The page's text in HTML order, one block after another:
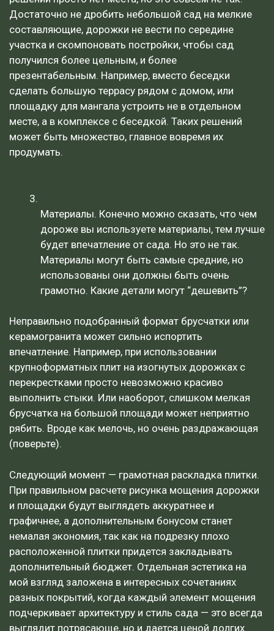
Достаточно не дробить небольшой сад на мелкие
составляющие, дорожки не вести по середине
участка и скомпоновать постройки, чтобы сад
получился более цельным, и более
презентабельным. Например, вместо беседки
сделать большую террасу рядом с домом, или
площадку для мангала устроить не в отдельном
месте, а в комплексе с беседкой. Таких решений
может быть множество, главное вовремя их
продумать.
Материалы. Конечно можно сказать, что чем
дороже вы используете материалы, тем лучше
будет впечатление от сада. Но это не так.
Материалы могут быть самые средние, но
использованы они должны быть очень
грамотно. Какие детали могут “дешевить”?
Неправильно подобранный формат брусчатки или
керамогранита может сильно испортить
впечатление. Например, при использовании
крупноформатных плит на изогнутых дорожках с
перекрестками просто невозможно красиво
выполнить стыки. Или наоборот, слишком мелкая
брусчатка на большой площади может неприятно
рябить. Вроде как мелочь, но очень раздражающая
(поверьте).
Следующий момент — грамотная раскладка плитки.
При правильном расчете рисунка мощения дорожки
и площадки будут выглядеть аккуратнее и
графичнее, а дополнительным бонусом станет
немалая экономия, так как на подрезку плохо
расположенной плитки придется закладывать
дополнительный бюджет. Отдельная эстетика на
мой взгляд заложена в интересных сочетаниях
разных покрытий, когда каждый элемент мощения
подчеркивает архитектуру и стиль сада — это всегда
выглядит потрясающе, но и дается ценой долгих